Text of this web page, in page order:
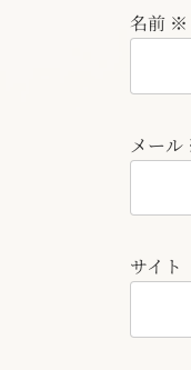
名前 ※
メール
サイト